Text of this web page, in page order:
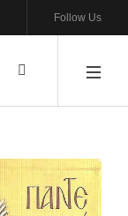
Follow Us